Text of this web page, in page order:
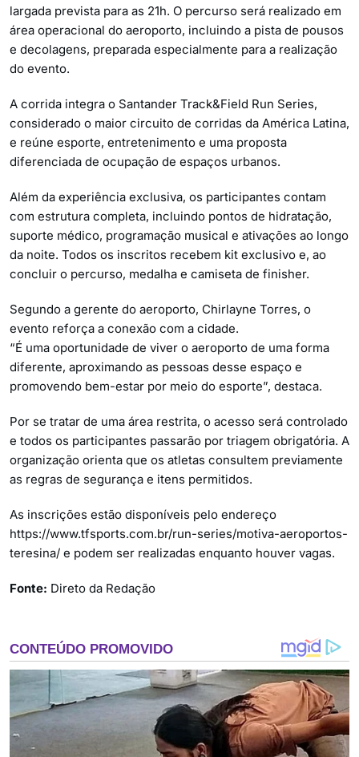
largada prevista para as 21h. O percurso será realizado em
área operacional do aeroporto, incluindo a pista de pousos
e decolagens, preparada especialmente para a realização
do evento.
A corrida integra o Santander Track&Field Run Series,
considerado o maior circuito de corridas da América Latina,
e reúne esporte, entretenimento e uma proposta
diferenciada de ocupação de espaços urbanos.
Além da experiência exclusiva, os participantes contam
com estrutura completa, incluindo pontos de hidratação,
suporte médico, programação musical e ativações ao longo
da noite. Todos os inscritos recebem kit exclusivo e, ao
concluir o percurso, medalha e camiseta de finisher.
Segundo a gerente do aeroporto, Chirlayne Torres, o
evento reforça a conexão com a cidade.
“É uma oportunidade de viver o aeroporto de uma forma
diferente, aproximando as pessoas desse espaço e
promovendo bem-estar por meio do esporte”, destaca.
Por se tratar de uma área restrita, o acesso será controlado
e todos os participantes passarão por triagem obrigatória. A
organização orienta que os atletas consultem previamente
as regras de segurança e itens permitidos.
As inscrições estão disponíveis pelo endereço
https://www.tfsports.com.br/run-series/motiva-aeroportos-
teresina/ e podem ser realizadas enquanto houver vagas.
Fonte: Direto da Redação